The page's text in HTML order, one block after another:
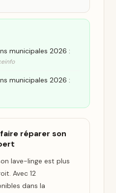
municipales 2026 :
municipales 2026 :
réparer son
lave-linge est plus
Avec 12
dans la